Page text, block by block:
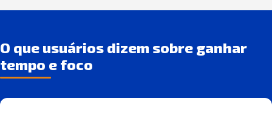
O que usuários dizem sobre ganhar
tempo e foco